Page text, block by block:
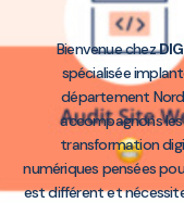
Bienvenue chez
spécialisée
département Nord
accompagnons
transformation
numériques pensées
est différent et